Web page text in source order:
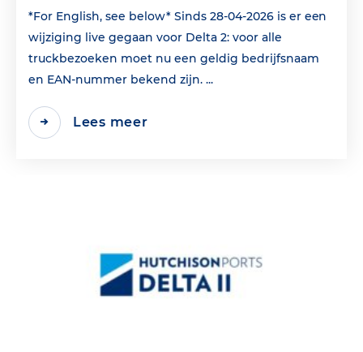
*For English, see below* Sinds 28-04-2026 is er een
wijziging live gegaan voor Delta 2: voor alle
truckbezoeken moet nu een geldig bedrijfsnaam
en EAN‑nummer bekend zijn. ...
Lees meer